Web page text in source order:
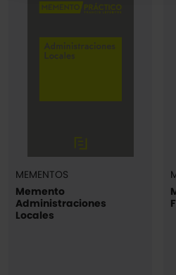
También puedesconfigurar
navegador. Si no seleccionas
que sean indispensables para
Saber más acerca de las
MEMENTOS
Memento
Administraciones
Locales